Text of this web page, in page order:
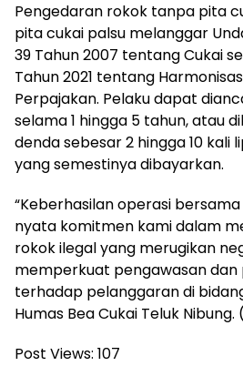
Pengedaran rokok tanpa pita
pita cukai palsu melanggar
39 Tahun 2007 tentang Cukai
Tahun 2021 tentang
Perpajakan. Pelaku dapat
selama 1 hingga 5 tahun, atau
denda sebesar 2 hingga 10 kali
yang semestinya dibayarkan.
“Keberhasilan operasi
nyata komitmen kami dalam
rokok ilegal yang merugikan
memperkuat pengawasan dan
terhadap pelanggaran di
Humas Bea Cukai Teluk
Post Views: 107